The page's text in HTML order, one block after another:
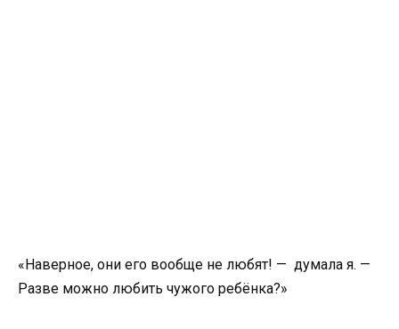
«Наверное, они его вообще не любят! — думала я. —
Разве можно любить чужого ребёнка?»